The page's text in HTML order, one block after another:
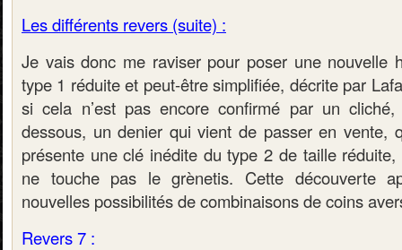
Les différents revers (suite) :
Je vais donc me raviser pour poser une nouvelle
type 1 réduite et peut-être simplifiée, décrite par
si cela n’est pas encore confirmé par un
dessous, un denier qui vient de passer en vente,
présente une clé inédite du type 2 de taille réduite,
ne touche pas le grènetis. Cette découverte
nouvelles possibilités de combinaisons de coins
Revers 7 :